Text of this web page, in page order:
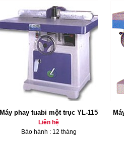
Máy phay tuabi một trục YL-115
Liên hệ
Bảo hành : 12 tháng